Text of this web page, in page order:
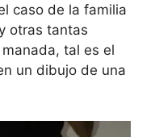
caso de la familia
otras tantas
tal es el
un dibujo de una